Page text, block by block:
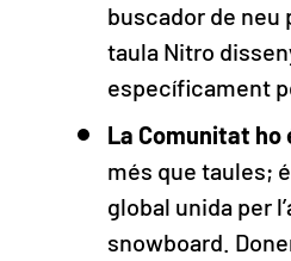
buscador de neu
taula Nitro
específicament
La Comunitat ho
més que taules;
global unida per
snowboard.